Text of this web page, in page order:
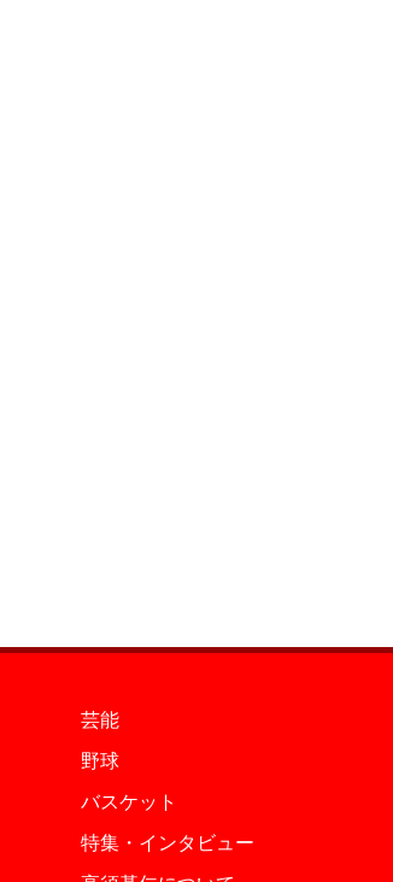
芸能
野球
バスケット
特集・インタビュー